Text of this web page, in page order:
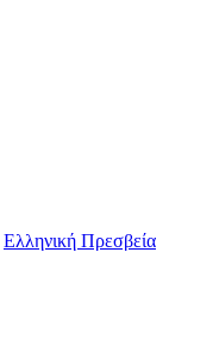
Ελληνική Πρεσβεία